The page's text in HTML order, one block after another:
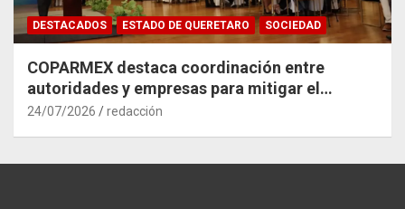
DESTACADOS ESTADO DE QUERETARO SOCIEDAD
COPARMEX destaca coordinación entre
autoridades y empresas para mitigar el
impacto del Tren México–Querétaro
24/07/2026 redacción